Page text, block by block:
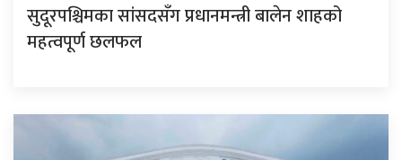
सुदूरपश्चिमका सांसदसँग प्रधानमन्त्री बालेन शाहको
महत्वपूर्ण छलफल